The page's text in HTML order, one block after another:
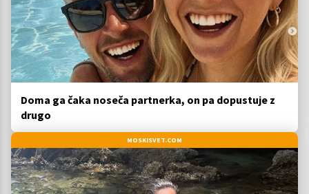
Doma ga čaka noseča partnerka, on pa dopustuje z
drugo
MOSKISVET.COM